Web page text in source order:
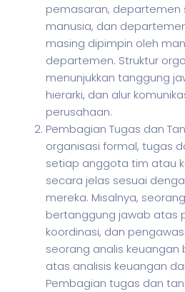
pemasaran, departemen
manusia, dan
masing dipimpin oleh
departemen. Struktur
menunjukkan tanggung
hierarki, dan alur
perusahaan.
Pembagian Tugas dan
organisasi formal, tugas
setiap anggota tim atau
secara jelas sesuai
mereka. Misalnya,
bertanggung jawab atas
koordinasi, dan
seorang analis
atas analisis keuangan
Pembagian tugas dan